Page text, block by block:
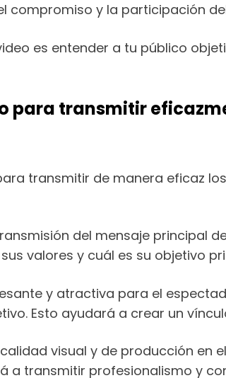
compromiso y la participación
es entender a tu público
para transmitir
transmitir de manera eficaz
del mensaje principal
valores y cuál es su objetivo
y atractiva para el
Esto ayudará a crear un
visual y de producción en
a transmitir profesionalismo y